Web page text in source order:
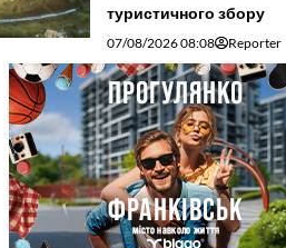
туристичного збору
07/08/2026 08:08 Reporter